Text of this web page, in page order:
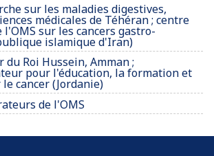
sur les maladies digestives,
médicales de Téhéran ; centre
sur les cancers gastro-
islamique d'Iran)
du Roi Hussein, Amman ;
pour l'éducation, la formation et
cancer (Jordanie)
de l'OMS